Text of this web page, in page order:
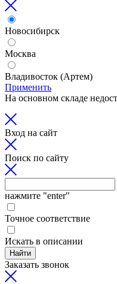
Новосибирск
Москва
Владивосток (Артем)
Применить
На основном складе
Вход на сайт
Поиск по сайту
нажмите "enter"
Точное соответствие
Искать в описании
Найти
Заказать звонок